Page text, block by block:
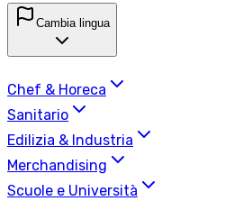
Cambia lingua
Chef & Horeca
Sanitario
Edilizia & Industria
Merchandising
Scuole e Università